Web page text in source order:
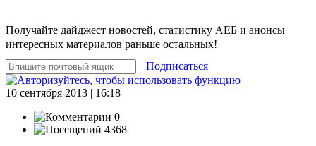
Получайте дайджест новостей, статистику АЕБ и анонсы
интересных материалов раньше остальных!
Подписаться
10 сентября 2013 | 16:18
0
4368